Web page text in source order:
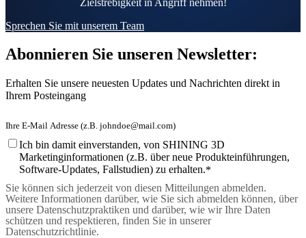
Sprechen Sie mit unserem Team
Abonnieren Sie unseren Newsletter:
Erhalten Sie unsere neuesten Updates und Nachrichten direkt in
Ihrem Posteingang
Ich bin damit einverstanden, von SHINING 3D
Marketinginformationen (z.B. über neue Produkteinführungen,
Software-Updates, Fallstudien) zu erhalten.*
Sie können sich jederzeit von diesen Mitteilungen abmelden.
Weitere Informationen darüber, wie Sie sich abmelden können, über
unsere Datenschutzpraktiken und darüber, wie wir Ihre Daten
schützen und respektieren, finden Sie in unserer
Datenschutzrichtlinie.